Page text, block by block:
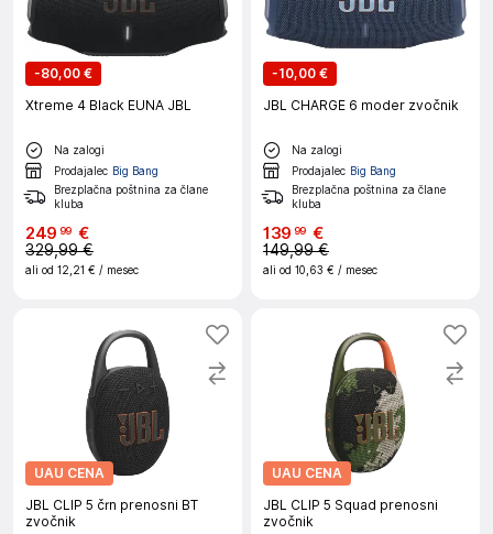
-80,00 €
Xtreme 4 Black EUNA JBL
Na zalogi
Prodajalec Big Bang
Brezplačna poštnina za člane
kluba
249 99 €
329,99 €
ali od 12,21 € / mesec
-10,00 €
JBL CHARGE 6 moder zvočnik
Na zalogi
Prodajalec Big Bang
Brezplačna poštnina za člane
kluba
139 99 €
149,99 €
ali od 10,63 € / mesec
UAU CENA
JBL CLIP 5 črn prenosni BT
zvočnik
UAU CENA
JBL CLIP 5 Squad prenosni
zvočnik